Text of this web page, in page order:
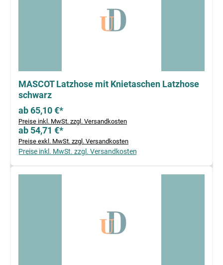
MASCOT Latzhose mit Knietaschen Latzhose
schwarz
ab 65,10 €*
Preise inkl. MwSt. zzgl. Versandkosten
ab 54,71 €*
Preise exkl. MwSt. zzgl. Versandkosten
Preise inkl. MwSt. zzgl. Versandkosten